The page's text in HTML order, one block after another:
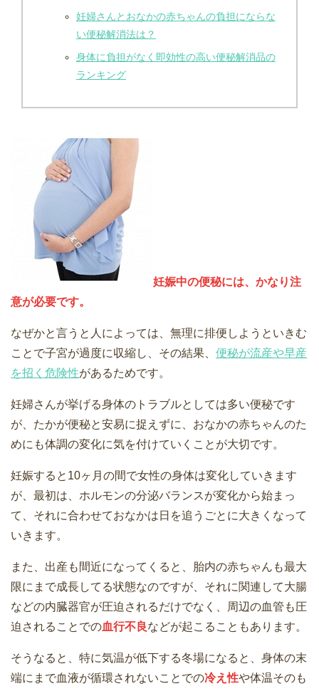
妊婦さんとおなかの赤ちゃんの負担にならな
い便秘解消法は？
身体に負担がなく即効性の高い便秘解消品の
ランキング
妊娠中の便秘には、かなり注
意が必要です。
なぜかと言うと人によっては、無理に排便しようといきむ
ことで子宮が過度に収縮し、その結果、 便秘が流産や早産
を招く危険性があるためです。
妊婦さんが挙げる身体のトラブルとしては多い便秘です
が、たかが便秘と安易に捉えずに、おなかの赤ちゃんのた
めにも体調の変化に気を付けていくことが大切です。
妊娠すると10ヶ月の間で女性の身体は変化していきます
が、最初は、ホルモンの分泌バランスが変化から始まっ
て、それに合わせておなかは日を追うごとに大きくなって
いきます。
また、出産も間近になってくると、胎内の赤ちゃんも最大
限にまで成長してる状態なのですが、それに関連して大腸
などの内臓器官が圧迫されるだけでなく、周辺の血管も圧
迫されることでの血行不良などが起こることもあります。
そうなると、特に気温が低下する冬場になると、身体の末
端にまで血液が循環されないことでの冷え性や体温そのも